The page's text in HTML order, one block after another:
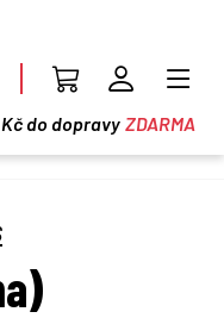
do dopravy ZDARMA